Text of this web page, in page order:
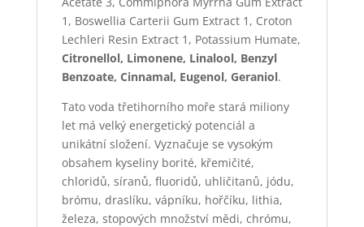
1 , Boswellia Carterii Gum Extract 1 , Croton
Lechleri Resin Extract 1 , Potassium Humate,
Citronellol, Limonene, Linalool, Benzyl
Benzoate, Cinnamal, Eugenol, Geraniol.
Tato voda třetihorního moře stará miliony
let má velký energetický potenciál a
unikátní složení. Vyznačuje se vysokým
obsahem kyseliny borité, křemičité,
chloridů, síranů, fluoridů, uhličitanů, jódu,
brómu, draslíku, vápníku, hořčíku, lithia,
železa, stopových množství mědi, chrómu,